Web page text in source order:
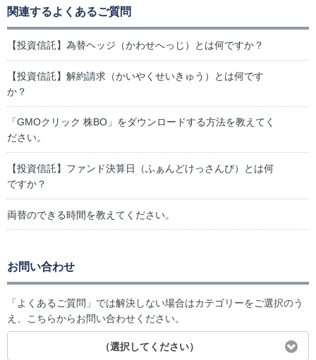
関連するよくあるご質問
【投資信託】為替ヘッジ（かわせへっじ）とは何ですか？
【投資信託】解約請求（かいやくせいきゅう）とは何です
か？
「GMOクリック 株BO」をダウンロードする方法を教えてく
ださい。
【投資信託】ファンド決算日（ふぁんどけっさんび）とは何
ですか？
両替のできる時間を教えてください。
お問い合わせ
「よくあるご質問」では解決しない場合はカテゴリーをご選択のう
え、こちらからお問い合わせください。
（選択してください）